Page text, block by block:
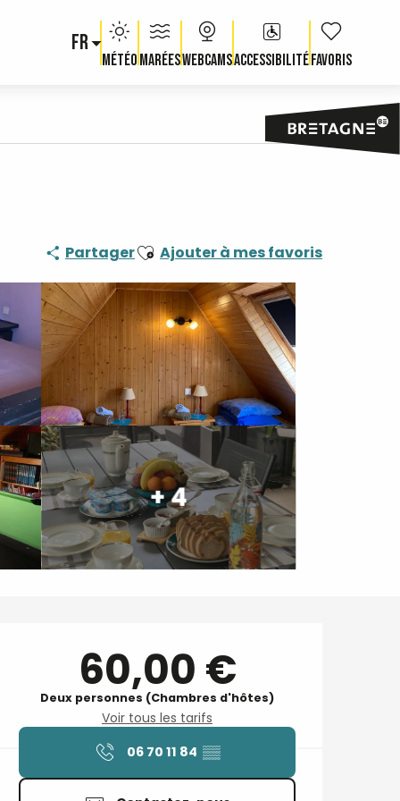
FR
MétéoMaréesWebcamsAccessibilité Voir les
PartagerAjouter aux favoris
Ajouter à mes favoris
+ 4
Ouverture et coordonnées
60,00 €
Deux personnes (Chambres d'hôtes)
Voir tous les tarifs
06 70 11 84 ▒▒